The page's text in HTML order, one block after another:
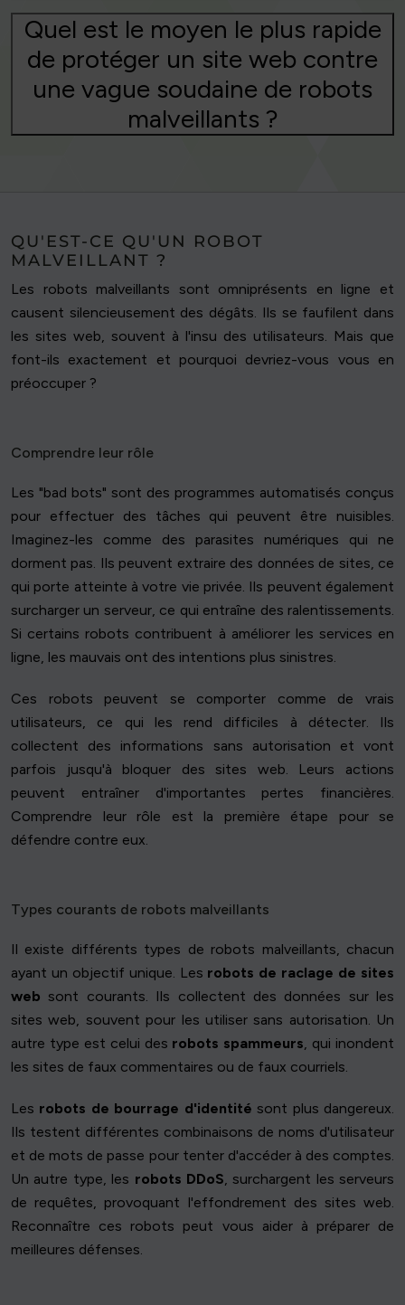
Quel est le moyen le plus rapide
de protéger un site web contre
une vague soudaine de robots
malveillants ?
QU'EST-CE QU'UN ROBOT
MALVEILLANT ?
Les robots malveillants sont omniprésents en ligne et
causent silencieusement des dégâts. Ils se faufilent dans
les sites web, souvent à l'insu des utilisateurs. Mais que
font-ils exactement et pourquoi devriez-vous vous en
préoccuper ?
Comprendre leur rôle
Les "bad bots" sont des programmes automatisés conçus
pour effectuer des tâches qui peuvent être nuisibles.
Imaginez-les comme des parasites numériques qui ne
dorment pas. Ils peuvent extraire des données de sites, ce
qui porte atteinte à votre vie privée. Ils peuvent également
surcharger un serveur, ce qui entraîne des ralentissements.
Si certains robots contribuent à améliorer les services en
ligne, les mauvais ont des intentions plus sinistres.
Ces robots peuvent se comporter comme de vrais
utilisateurs, ce qui les rend difficiles à détecter. Ils
collectent des informations sans autorisation et vont
parfois jusqu'à bloquer des sites web. Leurs actions
peuvent entraîner d'importantes pertes financières.
Comprendre leur rôle est la première étape pour se
défendre contre eux.
Types courants de robots malveillants
Il existe différents types de robots malveillants, chacun
ayant un objectif unique. Les robots de raclage de sites
web sont courants. Ils collectent des données sur les
sites web, souvent pour les utiliser sans autorisation. Un
autre type est celui des robots spammeurs, qui inondent
les sites de faux commentaires ou de faux courriels.
Les robots de bourrage d'identité sont plus dangereux.
Ils testent différentes combinaisons de noms d'utilisateur
et de mots de passe pour tenter d'accéder à des comptes.
Un autre type, les robots DDoS, surchargent les serveurs
de requêtes, provoquant l'effondrement des sites web.
Reconnaître ces robots peut vous aider à préparer de
meilleures défenses.